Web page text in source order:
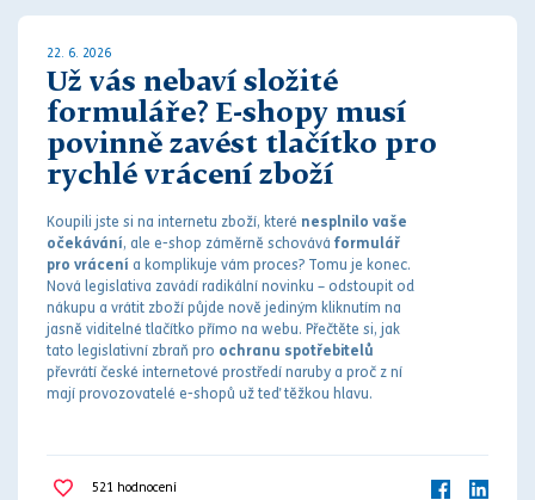
22. 6. 2026
Už vás nebaví složité
formuláře? E-shopy musí
povinně zavést tlačítko pro
rychlé vrácení zboží
Koupili jste si na internetu zboží, které nesplnilo vaše
očekávání, ale e-shop záměrně schovává formulář
pro vrácení a komplikuje vám proces? Tomu je konec.
Nová legislativa zavádí radikální novinku – odstoupit od
nákupu a vrátit zboží půjde nově jediným kliknutím na
jasně viditelné tlačítko přímo na webu. Přečtěte si, jak
tato legislativní zbraň pro ochranu spotřebitelů
převrátí české internetové prostředí naruby a proč z ní
mají provozovatelé e-shopů už teď těžkou hlavu.
521 hodnocení